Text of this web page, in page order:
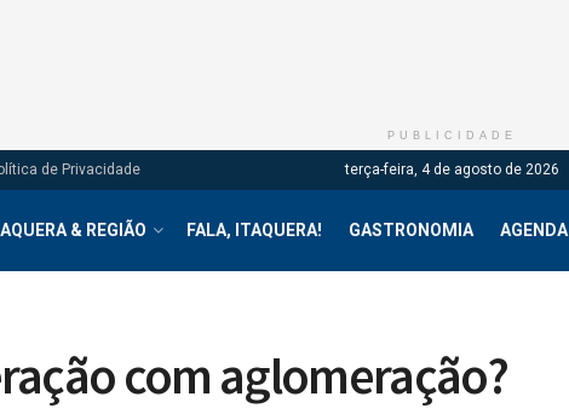
PUBLICIDADE
de Privacidade terça-feira, 4 de agosto de 2026
& REGIÃO FALA, ITAQUERA! GASTRONOMIA AGENDA
com aglomeração?